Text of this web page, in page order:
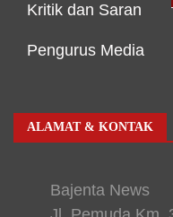
Kritik dan Saran
Pengurus Media
ALAMAT & KONTAK
Bajenta News